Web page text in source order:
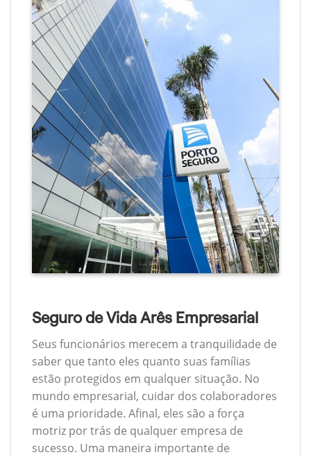
Seguro de Vida Arês Empresarial
Seus funcionários merecem a tranquilidade de
saber que tanto eles quanto suas famílias
estão protegidos em qualquer situação. No
mundo empresarial, cuidar dos colaboradores
é uma prioridade. Afinal, eles são a força
motriz por trás de qualquer empresa de
sucesso. Uma maneira importante de